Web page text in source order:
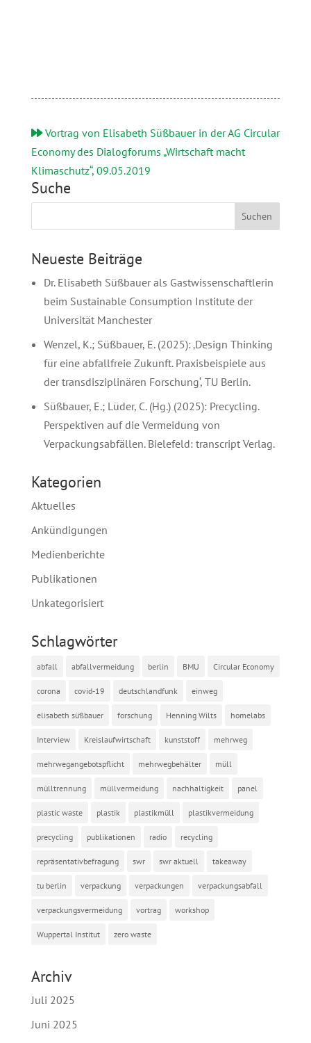
Vortrag von Elisabeth Süßbauer in der AG Circular
Economy des Dialogforums „Wirtschaft macht
Klimaschutz“, 09.05.2019
Suche
Neueste Beiträge
Dr. Elisabeth Süßbauer als Gastwissenschaftlerin
beim Sustainable Consumption Institute der
Universität Manchester
Wenzel, K.; Süßbauer, E. (2025): ‚Design Thinking
für eine abfallfreie Zukunft. Praxisbeispiele aus
der transdisziplinären Forschung‘, TU Berlin.
Süßbauer, E.; Lüder, C. (Hg.) (2025): Precycling.
Perspektiven auf die Vermeidung von
Verpackungsabfällen. Bielefeld: transcript Verlag.
Kategorien
Aktuelles
Ankündigungen
Medienberichte
Publikationen
Unkategorisiert
Schlagwörter
abfall abfallvermeidung berlin BMU Circular Economy
corona covid-19 deutschlandfunk einweg
elisabeth süßbauer forschung Henning Wilts homelabs
Interview Kreislaufwirtschaft kunststoff mehrweg
mehrwegangebotspflicht mehrwegbehälter müll
mülltrennung müllvermeidung nachhaltigkeit panel
plastic waste plastik plastikmüll plastikvermeidung
precycling publikationen radio recycling
repräsentativbefragung swr swr aktuell takeaway
tu berlin verpackung verpackungen verpackungsabfall
verpackungsvermeidung vortrag workshop
Wuppertal Institut zero waste
Archiv
Juli 2025
Juni 2025